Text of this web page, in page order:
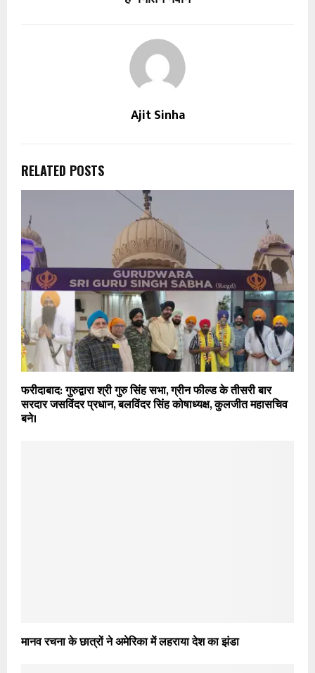
Ajit Sinha
RELATED POSTS
फरीदाबाद: गुरुद्वारा श्री गुरु सिंह सभा, ग्रीन फील्ड के तीसरी बार
सरदार जसविंदर प्रधान, बलविंदर सिंह कोषाध्यक्ष, कुलजीत महासचिव
बने।
मानव रचना के छात्रों ने अमेरिका में लहराया देश का झंडा